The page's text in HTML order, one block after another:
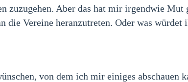
Aber das hat mir irgendwie Mut
Vereine heranzutreten. Oder was würdet
von dem ich mir einiges abschauen